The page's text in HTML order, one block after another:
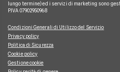
Lavora in Facile.it We're hiring!
lungo termine) ed i servizi di marketing sono
P.IVA 07902950968
Condizioni Generali di Utilizzo del Servizio
Privacy policy
Politica di Sicurezza
Cookie policy
Gestione cookie